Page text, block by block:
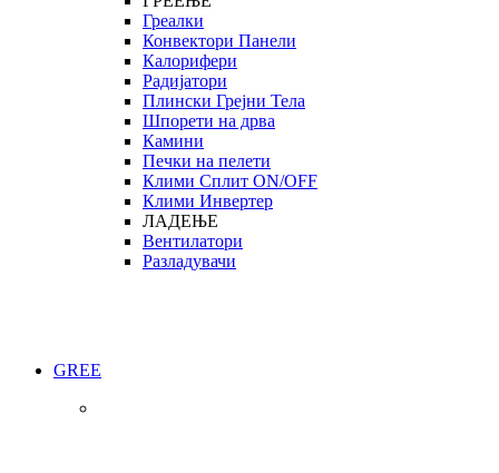
Греалки
Конвектори Панели
Калорифери
Радијатори
Плински Грејни Тела
Шпорети на дрва
Камини
Печки на пелети
Клими Сплит ON/OFF
Клими Инвертер
ЛАДЕЊЕ
Вентилатори
Разладувачи
GREE